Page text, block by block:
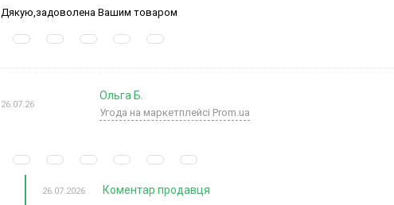
Дякую,задоволена Вашим товаром
26.07.26
Ольга Б.
Угода на маркетплейсі Prom.ua
26.07.2026 Коментар продавця